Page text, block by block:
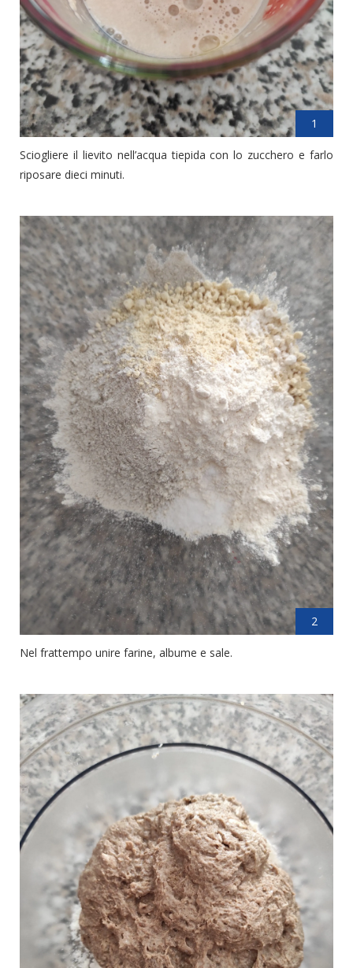
1
Sciogliere il lievito nell’acqua tiepida con lo zucchero e farlo
riposare dieci minuti.
2
Nel frattempo unire farine, albume e sale.